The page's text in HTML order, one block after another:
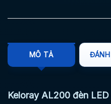
MÔ TẢ
Keloray AL200 đèn